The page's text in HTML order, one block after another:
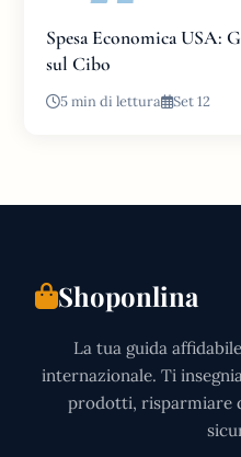
Spesa Economica USA:
sul Cibo
5 min di lettura Set 12
Shoponlina
La tua guida
internazionale. Ti
prodotti, risparmiare